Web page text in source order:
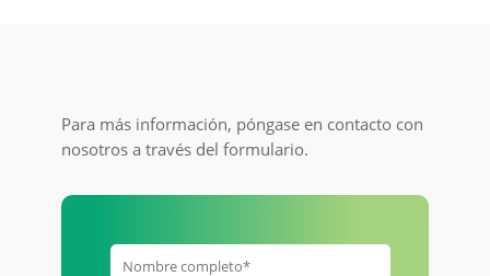
Para más información, póngase en contacto con
nosotros a través del formulario.